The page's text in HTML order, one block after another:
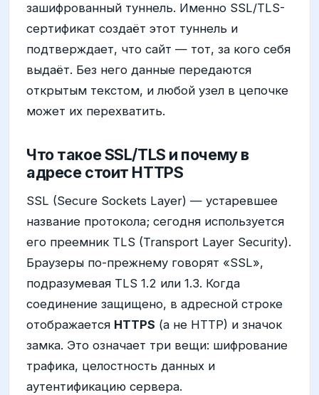
зашифрованный туннель. Именно SSL/TLS-
сертификат создаёт этот туннель и
подтверждает, что сайт — тот, за кого себя
выдаёт. Без него данные передаются
открытым текстом, и любой узел в цепочке
может их перехватить.
Что такое SSL/TLS и почему в
адресе стоит HTTPS
SSL (Secure Sockets Layer) — устаревшее
название протокола; сегодня используется
его преемник TLS (Transport Layer Security).
Браузеры по-прежнему говорят «SSL»,
подразумевая TLS 1.2 или 1.3. Когда
соединение защищено, в адресной строке
отображается HTTPS (а не HTTP) и значок
замка. Это означает три вещи: шифрование
трафика, целостность данных и
аутентификацию сервера.